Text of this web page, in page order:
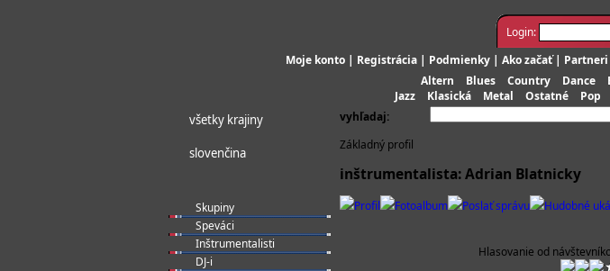
Login:
Moje konto | Registrácia | Podmienky | Ako začať| Partneri
Altern
Blues Country Dance
Jazz
Klasická Metal Ostatné Pop
vyhľadaj:
všetky krajiny
slovenčina
Skupiny
Speváci
Inštrumentalisti
DJ-i
Základný profil
inštrumentalista: Adrian Blatnicky
Profil Fotoalbum Poslať správu Hudobné
Hlasovanie od